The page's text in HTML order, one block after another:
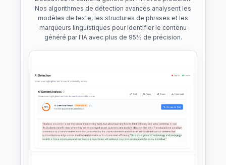
Nos algorithmes de détection avancés analysent les
modèles de texte, les structures de phrases et les
marqueurs linguistiques pour identifier le contenu
généré par l'IA avec plus de 95% de précision.